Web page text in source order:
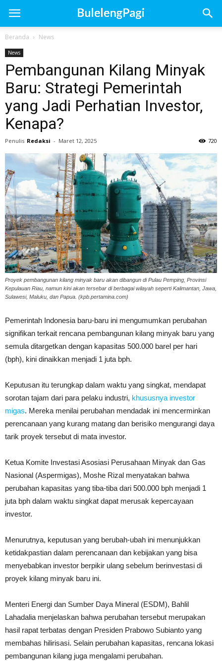
Beranda News
News
Pembangunan Kilang Minyak
Baru: Strategi Pemerintah
yang Jadi Perhatian Investor,
Kenapa?
Penulis Redaksi - Maret 12, 2025 720
Proyek pembangunan kilang minyak baru akan dibangun di Pulau Pemping, Provinsi
Kepulauan Riau, namun kini akan tersebar di berbagai wilayah seperti Kalimantan, Jawa,
Sulawesi, Maluku, dan Papua. (kpb.pertamina.com)
Pemerintah Indonesia baru-baru ini mengumumkan perubahan
signifikan terkait rencana pembangunan kilang minyak baru yang
semula ditargetkan dengan kapasitas 500.000 barel per hari
(bph), kini dinaikkan menjadi 1 juta bph.
Keputusan itu terungkap dalam waktu yang singkat, mendapat
sorotan tajam dari para pelaku industri, khususnya investor
migas. Mereka menilai perubahan mendadak ini mencerminkan
perencanaan yang kurang matang dan berisiko mengurangi daya
tarik proyek tersebut di mata investor.
Ketua Komite Investasi Asosiasi Perusahaan Minyak dan Gas
Nasional (Aspermigas), Moshe Rizal menyatakan bahwa
perubahan kapasitas yang tiba-tiba dari 500.000 bph menjadi 1
juta bph dalam waktu singkat dapat merusak kepercayaan
investor.
Menurutnya, keputusan yang berubah-ubah ini menunjukkan
ketidakpastian dalam perencanaan dan kebijakan yang bisa
menyebabkan investor berpikir ulang sebelum berinvestasi di
proyek kilang minyak baru ini.
Menteri Energi dan Sumber Daya Mineral (ESDM), Bahlil
Lahadalia menjelaskan bahwa perubahan tersebut merupakan
hasil rapat terbatas dengan Presiden Prabowo Subianto yang
membahas hilirisasi. Selain perubahan kapasitas, rencana lokasi
pembangunan kilang juga mengalami perubahan.